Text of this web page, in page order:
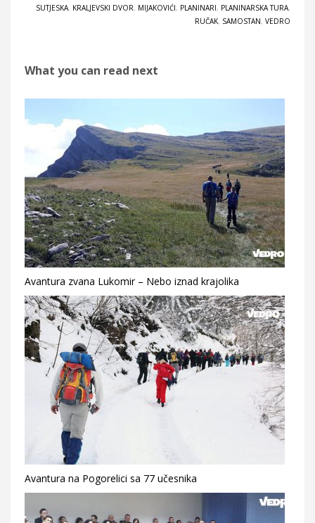
SUTJESKA, KRALJEVSKI DVOR, MIJAKOVIĆI, PLANINARI, PLANINARSKA TURA,
RUČAK, SAMOSTAN, VEDRO
What you can read next
Avantura zvana Lukomir – Nebo iznad krajolika
Avantura na Pogorelici sa 77 učesnika